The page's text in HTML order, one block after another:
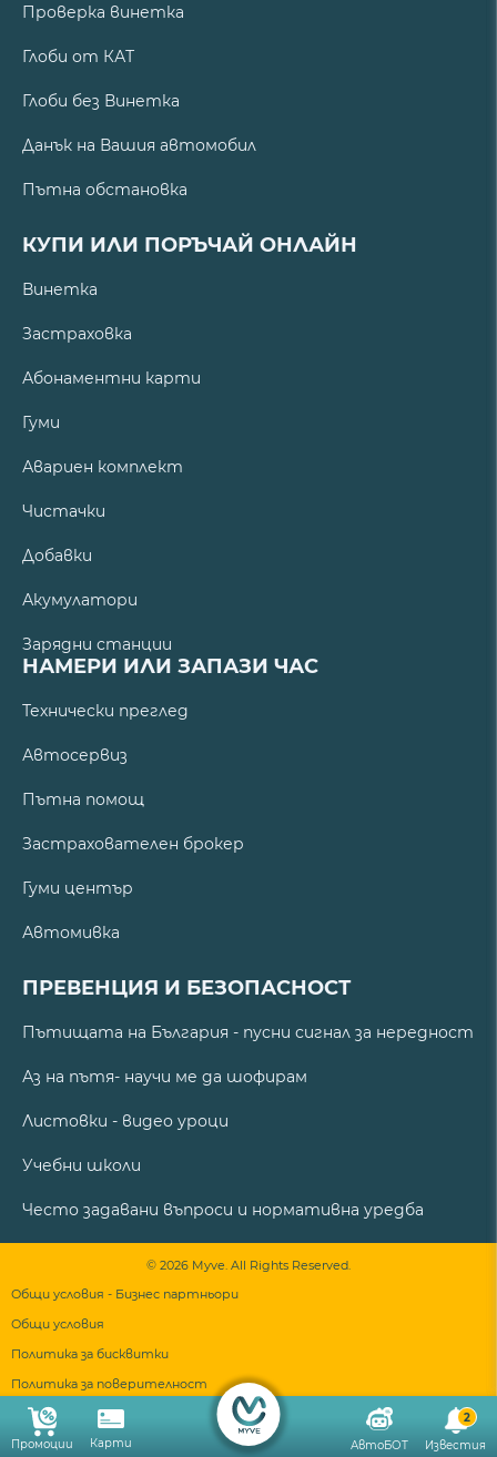
Промоции Карти АвтоБОТ
2
Известия
Проверка винетка
Глоби от КАТ
Глоби без Винетка
Данък на Вашия автомобил
Пътна обстановка
КУПИ ИЛИ ПОРЪЧАЙ ОНЛАЙН
Винетка
Застраховка
Абонаментни карти
Гуми
Авариен комплект
Чистачки
Добавки
Акумулатори
Зарядни станции
НАМЕРИ ИЛИ ЗАПАЗИ ЧАС
Технически преглед
Автосервиз
Пътна помощ
Застрахователен брокер
Гуми център
Автомивка
ПРЕВЕНЦИЯ И БЕЗОПАСНОСТ
Пътищата на България - пусни сигнал за нередност
Аз на пътя- научи ме да шофирам
Листовки - видео уроци
Учебни школи
Често задавани въпроси и нормативна уредба
© 2026 Myve. All Rights Reserved.
Общи условия - Бизнес партньори
Общи условия
Политика за бисквитки
Политика за поверителност